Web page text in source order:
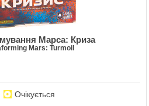
Марса: Криза
Mars: Turmoil
Очікується